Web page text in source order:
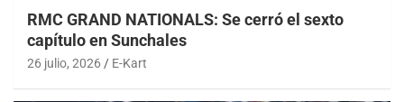
RMC GRAND NATIONALS: Se cerró el sexto
capítulo en Sunchales
26 julio, 2026 E-Kart